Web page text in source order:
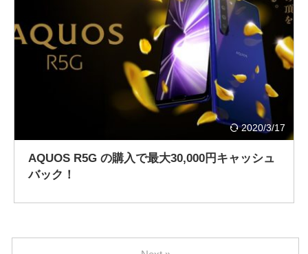
2020/3/17
AQUOS R5G の購入で最大30,000円キャッシュ
バック！